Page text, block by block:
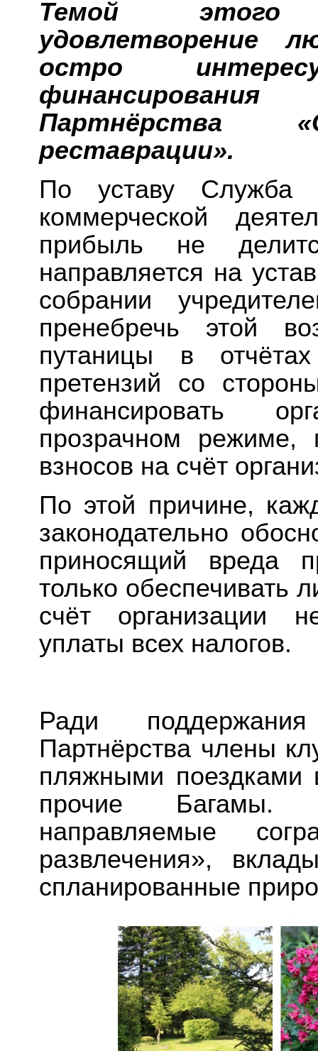
Темой этого
удовлетворение
остро
Партнёрства
реставрации».
По уставу Служба
коммерческой
прибыль не
направляется на
собрании
пренебречь этой
путаницы в
претензий со
финансировать
прозрачном режиме,
взносов на счёт
По этой причине,
законодательно
приносящий вреда
только обеспечивать
счёт организации
уплаты всех налогов.
Ради
Партнёрства члены
пляжными
прочие Багамы.
направляемые
развлечения»,
спланированные